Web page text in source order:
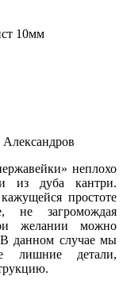
10мм
Александров
неплохо
из дуба кантри.
простоте
не загромождая
желании можно
В данном случае мы
лишние детали,